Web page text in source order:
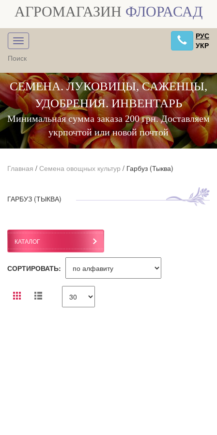
АГРОМАГАЗИН ФЛОРАСАД
РУС
УКР
СЕМЕНА. ЛУКОВИЦЫ, САЖЕНЦЫ,
УДОБРЕНИЯ. ИНВЕНТАРЬ
Минимальная сумма заказа 200 грн. Доставляем
укрпочтой или новой почтой
Главная / Семена овощных культур / Гарбуз (Тыква)
ГАРБУЗ (ТЫКВА)
КАТАЛОГ
СОРТИРОВАТЬ: